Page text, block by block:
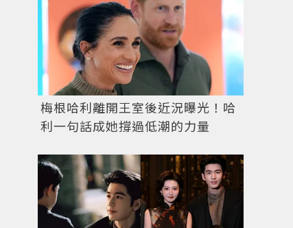
梅根哈利離開王室後近況曝光！哈
利一句話成她撐過低潮的力量